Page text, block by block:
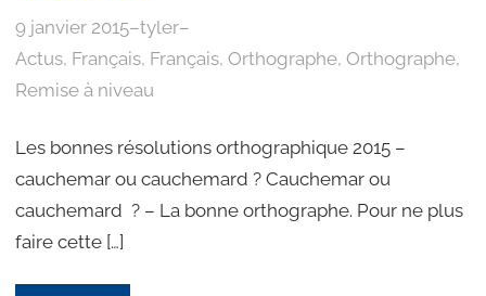
9 janvier 2015–tyler–
Actus, Français, Français, Orthographe, Orthographe
Remise à niveau
Les bonnes résolutions orthographique 2015 –
cauchemar ou cauchemard ? Cauchemar ou
cauchemard ? – La bonne orthographe. Pour ne plus
faire cette […]